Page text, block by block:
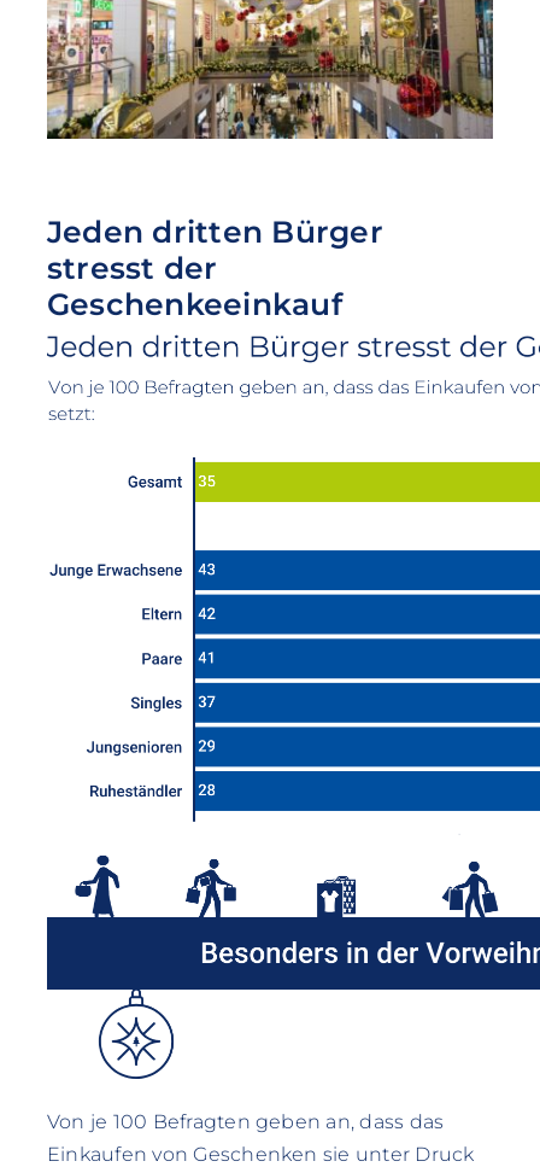
Jeden dritten Bürger
stresst der
Geschenkeeinkauf
Von je 100 Befragten geben an, dass das
Einkaufen von Geschenken sie unter Druck